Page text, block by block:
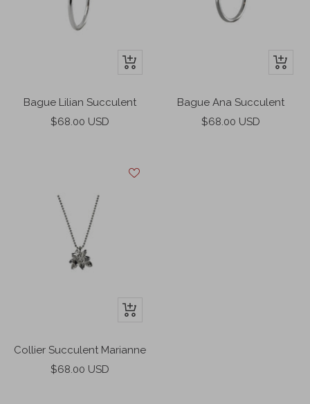
Apercu
Bague Lilian Succulent
Prix
$68.00 USD
Apercu
Bague Ana Succulent
Prix
$68.00 USD
Ajouter
Collier Succulent Marianne
Prix
$68.00 USD